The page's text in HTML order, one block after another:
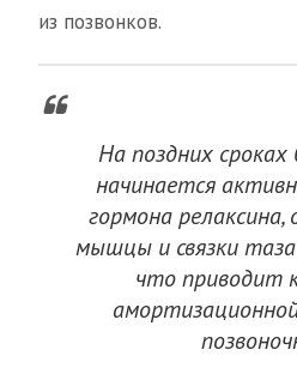
из позвонков.
На поздних
начинается
гормона релаксина,
мышцы и связки таза
что приводит